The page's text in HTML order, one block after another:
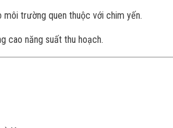
trường quen thuộc với chim yến.
cao năng suất thu hoạch.